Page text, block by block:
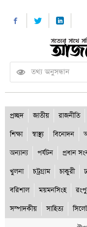
প্রচ্ছদ জাতীয় রাজনীতি
শিক্ষা
স্বাস্থ্য বিনোদন
অন্যান্য
পর্যটন প্রধান
খুলনা
চট্রগ্রাম চাকুরী
বরিশাল
ময়মনসিংহ
সম্পাদকীয়
সাহিত্য